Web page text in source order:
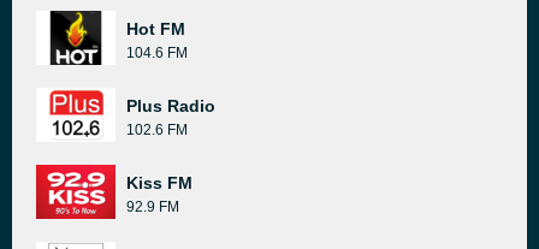
Hot FM
104.6 FM
Plus Radio
102.6 FM
Kiss FM
92.9 FM